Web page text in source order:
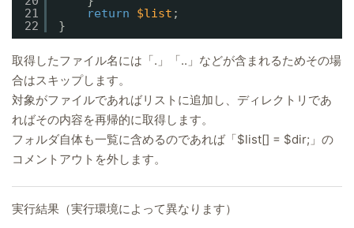
21
22
return
$list ;
}
取得したファイル名には「.」「..」などが含まれるためその場
合はスキップします。
対象がファイルであればリストに追加し、ディレクトリであ
ればその内容を再帰的に取得します。
フォルダ自体も一覧に含めるのであれば「$list[] = $dir;」の
コメントアウトを外します。
実行結果（実行環境によって異なります）